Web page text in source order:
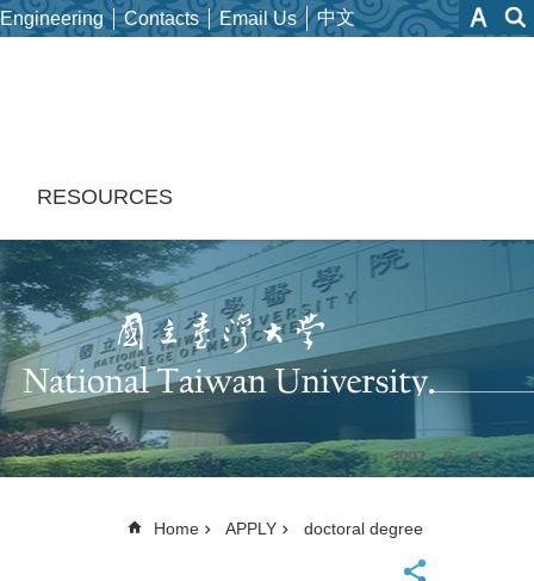
Contacts Email Us 中文
RESOURCES
Home APPLY doctoral degree